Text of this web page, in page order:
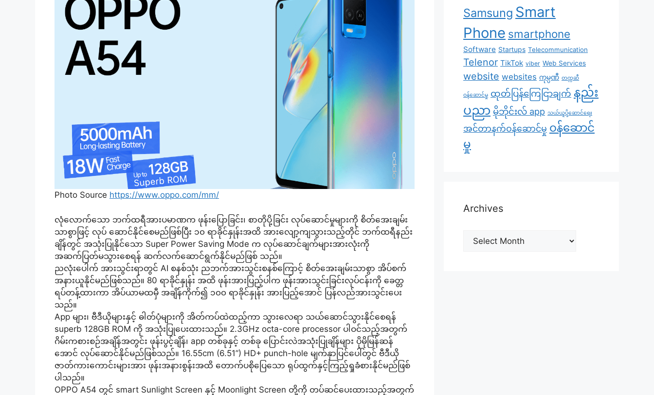
Photo Source https://www.oppo.com/mm/
လုံလောက်သော ဘက်ထရီအားပမာဏက ဖုန်းပြောခြင်း၊ စာတိုပို့ခြင်း လုပ်ဆောင်မှုများကို စိတ်အေးချမ်း
သာစွာဖြင့် လုပ် ဆောင်နိုင်စေမည်ဖြစ်ပြီး ၁၀ ရာခိုင်နှုန်းအထိ အားလျော့ကျသွားသည့်တိုင် ဘက်ထရီနည်း
ချိန်တွင် အသုံးပြုနိုင်သော Super Power Saving Mode က လုပ်‌ဆောင်ချက်များအားလုံးကို
အဆက်ပြတ်မသွားစေရန် ဆက်လက်ဆောင်ရွက်နိုင်မည်ဖြစ် သည်။
ညလုံးပေါက် အားသွင်းရာတွင် AI စနစ်သုံး ညဘက်အားသွင်းစနစ်ကြောင့် စိတ်အေးချမ်းသာစွာ အိပ်စက်
အနားယူနိုင်မည်ဖြစ်သည်။ 80 ရာခိုင်နှုန်း အထိ ဖုန်းအားပြည့်ပါက ဖုန်းအားသွင်းခြင်းလုပ်ငန်းကို ခေတ္တ
ရပ်တန့်ထားကာ အိပ်ယာမထမှီ အချိန်ကိုက်၍ ၁၀၀ ရာခိုင်နှုန်း အားပြည့်အောင် ပြန်လည်အားသွင်းပေး
သည်။
App များ၊ ဗီဒီယိုများနှင့် ဓါတ်ပုံများကို အိတ်ကပ်ထဲထည့်ကာ သွားလေရာ သယ်ဆောင်သွားနိုင်စေရန်
superb 128GB ROM ကို အသုံးပြုပေးထားသည်။ 2.3GHz octa-core processor ပါဝင်သည့်အတွက်
ဂိမ်းကစားစဉ်အချိန်အတွင်း ဖုန်းပွင့်ချိန်၊ app တစ်ခုနှင့် တစ်ခု ပြောင်းလဲအသုံးပြုချိန်များ ပိုမိုမြန်ဆန်
အောင် လုပ်ဆောင်နိုင်မည်ဖြစ်သည်။ 16.55cm (6.51”) HD+ punch-hole မျက်နှာပြင်ပေါ်တွင် ဗီဒီယို
ဇာတ်ကားကောင်းများအား ဖုန်းအနားစွန်းအထိ တောက်ပစိုပြေသော ရုပ်ထွက်နှင့်ကြည့်ရှုခံစားနိုင်မည်ဖြစ်
ပါသည်။
OPPO A54 တွင် smart Sunlight Screen နှင့် Moonlight Screen တို့ကို တပ်ဆင်ပေးထားသည့်အတွက်
Samsung Smart
Phone smartphone
Software Startups Telecommunication
Telenor TikTok viber Web Services
website websites ကုမ္ပဏီ တက္ကဆီ
ဝန်ဆောင်မှု ထုတ်ပြန်ကြေငြာချက် နည်း
ပညာ မိုဘိုင်းလ် app သယ်ယူပို့ဆောင်ရေး
အင်တာနက်ဝန်ဆောင်မှု ၀န်ဆောင်
မှု
Archives
Archives